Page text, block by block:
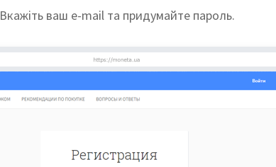
Вкажіть ваш e-mail та придумайте пароль.